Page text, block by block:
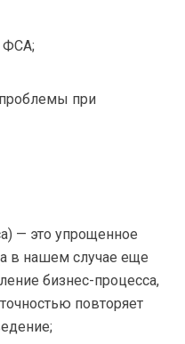
ФСА;
при
) — это упрощенное
в нашем случае еще
бизнес-процесса,
повторяет